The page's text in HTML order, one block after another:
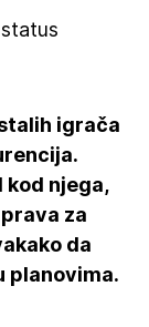
igrača
njega,
za
da
planovima.